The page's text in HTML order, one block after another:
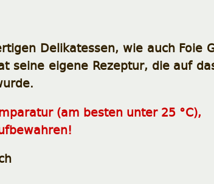
Delikatessen, wie auch Foie
seine eigene Rezeptur, die auf
(am besten unter 25 °C),